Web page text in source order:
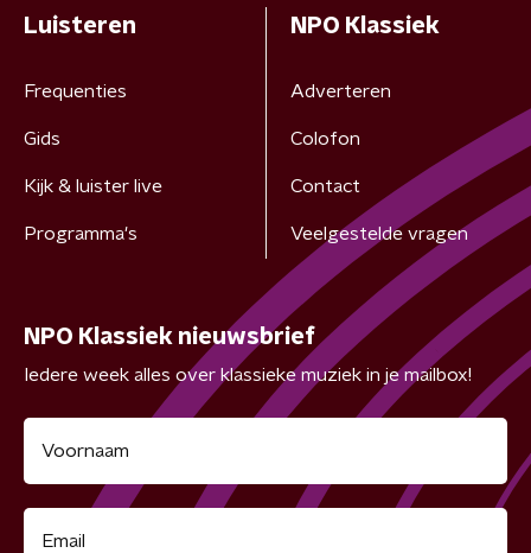
Luisteren
Frequenties
Gids
Kijk & luister live
Programma's
NPO Klassiek
Adverteren
Colofon
Contact
Veelgestelde vragen
NPO Klassiek nieuwsbrief
Iedere week alles over klassieke muziek in je mailbox!